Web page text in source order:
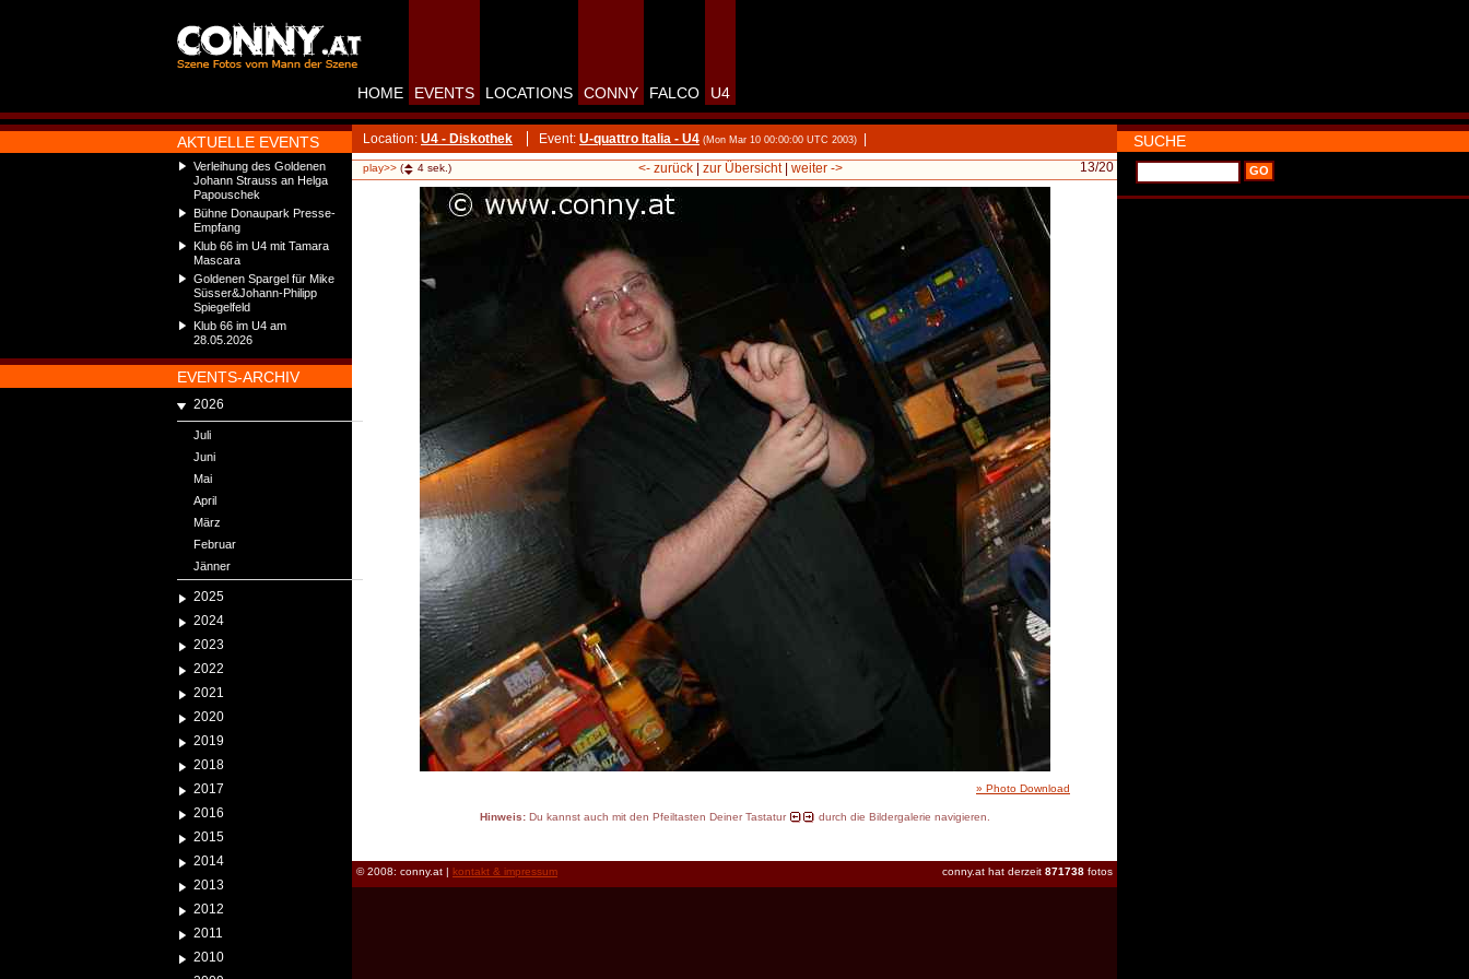
AKTUELLE EVENTS
Verleihung des Goldenen
Johann Strauss an Helga
Papouschek
Bühne Donaupark Presse-
Empfang
Klub 66 im U4 mit Tamara
Mascara
Goldenen Spargel für Mike
Süsser&Johann-Philipp
Spiegelfeld
Klub 66 im U4 am
28.05.2026
EVENTS-ARCHIV
2026
Juli
Juni
Mai
April
März
Februar
Jänner
2025
2024
2023
2022
2021
2020
2019
2018
2017
2016
2015
2014
2013
2012
2011
2010
HOME EVENTS LOCATIONS CONNY FALCO U4
Location: U4 - Diskothek Event: U-quattro Italia - U4 (Mon Mar 10 00:00:00 UTC 2003)
play>> ( 4 sek.) 13/20
<- zurück| zur Übersicht| weiter ->
» Photo Download
Hinweis:Du kannst auch mit den Pfeiltasten Deiner Tastatur durch die Bildergalerie navigieren.
conny.at hat derzeit 871738 fotos
© 2008: conny.at | kontakt & impressum
SUCHE